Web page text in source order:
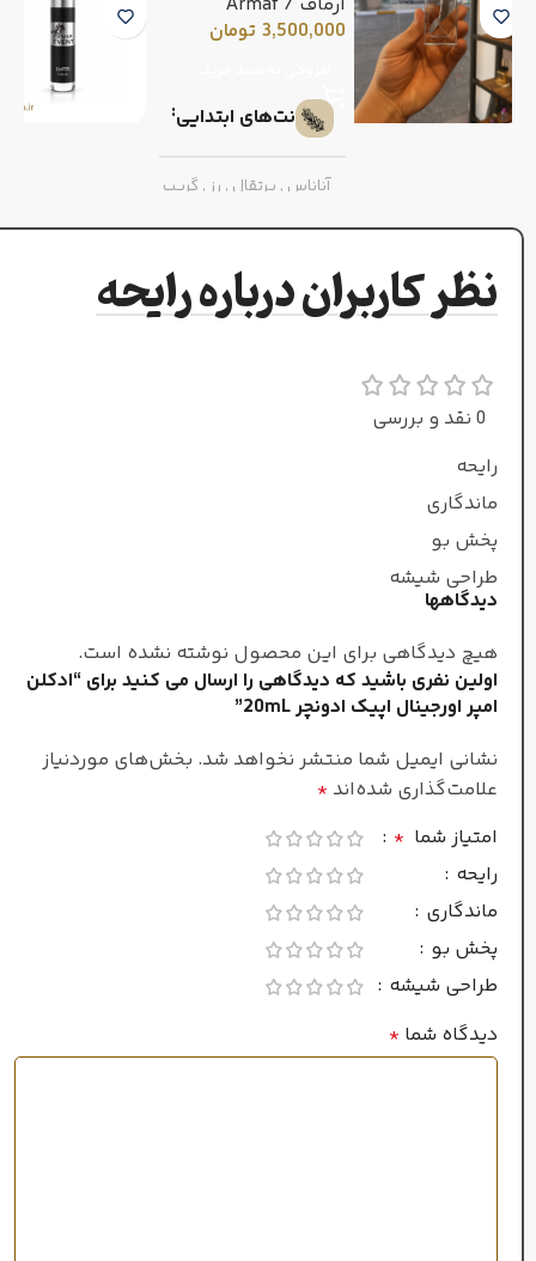
3,500,000 تومان
نت‌های ابتدایی
آناناس , پرتقال , رز , گریپ
نت‌های میانی
جنسیت زنانه
غلظت
ادو پرفیوم
فصل
تمام فصول
ماندگاری زیاد
نظر کاربران درباره رایحه
0 نقد و بررسی
رایحه
ماندگاری
پخش بو
طراحی شیشه
دیدگاهها
هیچ دیدگاهی برای این محصول نوشته نشده است.
اولین نفری باشید که دیدگاهی را ارسال می کنید برای “ادکلن
امپر اورجینال اپیک ادونچر 20mL”
نشانی ایمیل شما منتشر نخواهد شد. بخش‌های موردنیاز
علامت‌گذاری شده‌اند *
امتیاز شما *
رایحه
ماندگاری
پخش بو
طراحی شیشه
دیدگاه شما *